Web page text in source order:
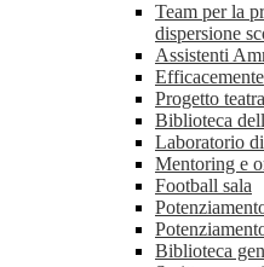
Team per la
dispersione
Assistenti
Efficacemente
Progetto
Biblioteca
Laboratorio
Mentoring e
Football sala
Biblioteca